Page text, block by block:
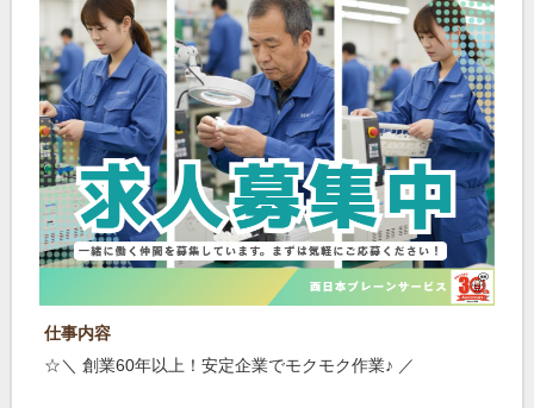
仕事内容
☆＼ 創業60年以上！安定企業でモクモク作業♪ ／